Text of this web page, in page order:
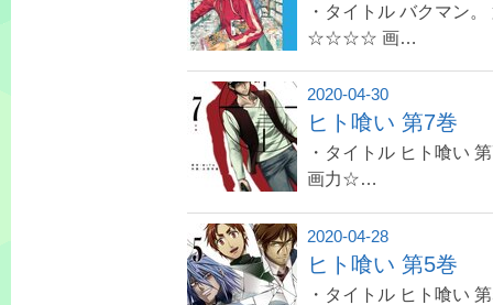
・タイトル バクマン
☆☆☆☆ 画…
2020-04-30
ヒト喰い 第7巻
・タイトル ヒト喰
画力☆…
2020-04-28
ヒト喰い 第5巻
・タイトル ヒト喰